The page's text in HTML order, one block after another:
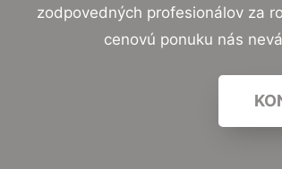
zodpovedných profesionálov za
cenovú ponuku nás